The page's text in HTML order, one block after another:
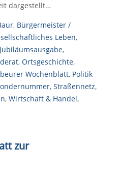
dargestellt…
, Bürgermeister /
Leben,
Jubiläumsausgabe,
, Ortsgeschichte,
Wochenblatt, Politik
, Straßennetz,
, Wirtschaft & Handel,
zur